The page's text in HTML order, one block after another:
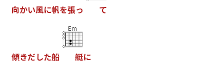
向かい風に帆を張っ て
傾きだした船
Em
艇に